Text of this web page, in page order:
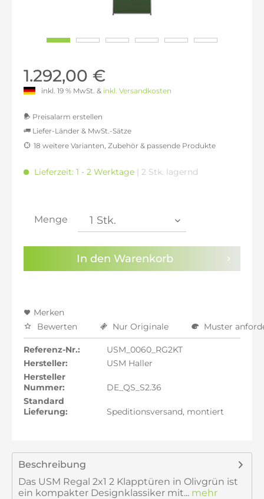
1.292,00 €
inkl. 19 % MwSt. & inkl. Versandkosten
Preisalarm erstellen
Sie haben dieDatenschutzbestimmungenzur
Kenntnis genommen.
Liefer-Länder & MwSt.-Sätze
inkl. 16% MwSt.: 1.259,43 €
inkl. 20% MwSt.: 1.302,86 €
inkl. 21% MwSt.: 1.313,71 €
inkl. 22% MwSt.: 1.324,57 €
18 weitere Varianten, Zubehör & passende Produkte
Lieferzeit: 1 - 2 Werktage | 2 Stk. lagernd
Menge
In den Warenkorb
Merken
Bewerten
Nur Originale Muster
Referenz-Nr.:
USM_0060_RG2KT
Hersteller:
USM Haller
Hersteller
Nummer:
DE_QS_S2.36
Standard
Lieferung:
Speditionsversand, montiert
Beschreibung
Das USM Regal 2x1 2 Klapptüren in Olivgrün ist
ein kompakter Designklassiker mit... mehr